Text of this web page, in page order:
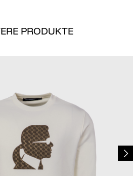
PRODUKTE